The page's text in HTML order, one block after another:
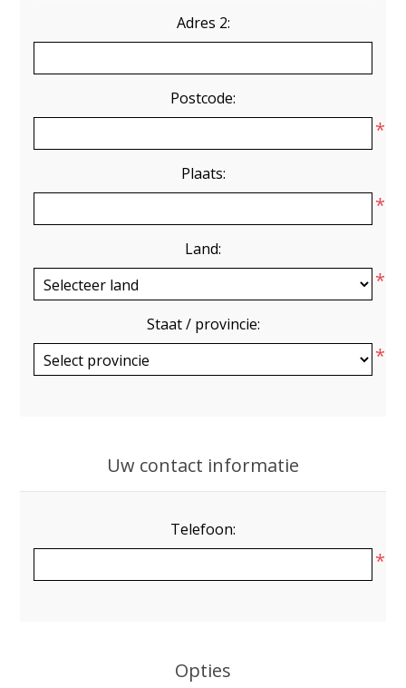
Adres 2:
Postcode:
*
Plaats:
*
Land:
*
Staat / provincie:
*
Uw contact informatie
Telefoon:
*
Opties